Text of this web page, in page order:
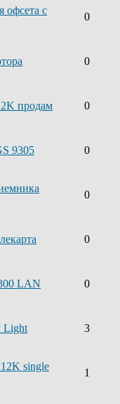
офсета с
0
0
продам 0
9305 0
0
0
LAN 0
Light 3
single
1